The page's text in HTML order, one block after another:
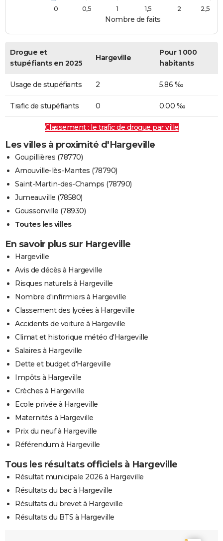
Nombre de faits
0
0,5 1 1,5 2 2,5
Drogue et
stupéfiants en 2025
Hargeville
Pour 1 000
habitants
Usage de stupéfiants 2 5,86 ‰
Trafic de stupéfiants 0 0,00 ‰
Classement : le trafic de drogue par ville
Les villes à proximité d'Hargeville
Goupillières (78770)
Arnouville-lès-Mantes (78790)
Saint-Martin-des-Champs (78790)
Jumeauville (78580)
Goussonville (78930)
Toutes les villes
En savoir plus sur Hargeville
Hargeville
Avis de décès à Hargeville
Risques naturels à Hargeville
Nombre d'infirmiers à Hargeville
Classement des lycées à Hargeville
Accidents de voiture à Hargeville
Climat et historique météo d'Hargeville
Salaires à Hargeville
Dette et budget d'Hargeville
Impôts à Hargeville
Crèches à Hargeville
Ecole privée à Hargeville
Maternités à Hargeville
Prix du neuf à Hargeville
Référendum à Hargeville
Tous les résultats officiels à Hargeville
Résultat municipale 2026 à Hargeville
Résultats du bac à Hargeville
Résultats du brevet à Hargeville
Résultats du BTS à Hargeville